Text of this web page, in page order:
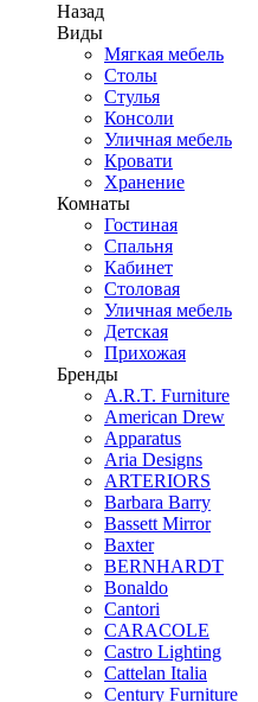
Назад
Виды
Мягкая мебель
Столы
Стулья
Консоли
Уличная мебель
Кровати
Хранение
Комнаты
Гостиная
Спальня
Кабинет
Столовая
Уличная мебель
Детская
Прихожая
Бренды
A.R.T. Furniture
American Drew
Apparatus
Aria Designs
ARTERIORS
Barbara Barry
Bassett Mirror
Baxter
BERNHARDT
Bonaldo
Cantori
CARACOLE
Castro Lighting
Cattelan Italia
Century Furniture